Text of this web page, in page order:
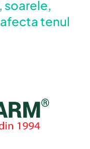
soarele,
tenul